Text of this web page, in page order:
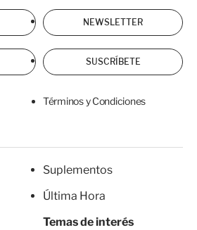
NEWSLETTER
SUSCRÍBETE
Términos y Condiciones
Suplementos
Última Hora
Temas de interés